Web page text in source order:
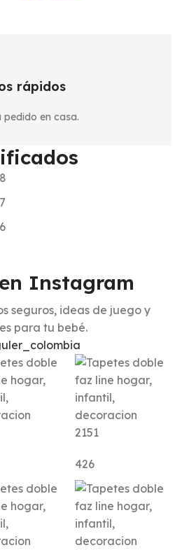
rápidos
pedido en casa.
Instagram
seguros, ideas de juego y
para tu bebé.
2151
426